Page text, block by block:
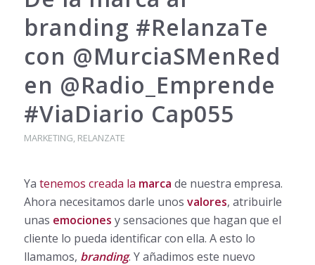
branding #RelanzaTe
con @MurciaSMenRed
en @Radio_Emprende
#ViaDiario Cap055
MARKETING, RELANZATE
Ya tenemos creada la marca de nuestra empresa.
Ahora necesitamos darle unos valores, atribuirle
unas emociones y sensaciones que hagan que el
cliente lo pueda identificar con ella. A esto lo
llamamos, branding. Y añadimos este nuevo